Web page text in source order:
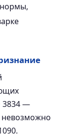
3834 —
невозможно